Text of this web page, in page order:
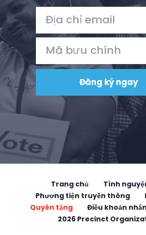
Trang chủ
Tình
Phương tiện truyền thông
Quyên tặng
Điều khoản
2026 Precinct